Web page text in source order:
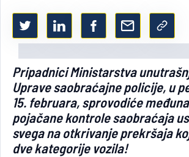
Light/Dark mode
Pripadnici Ministarstva
Uprave saobraćajne policije, u
15. februara, sprovodiće
pojačane kontrole saobraćaja
svega na otkrivanje prekršaja
dve kategorije vozila!